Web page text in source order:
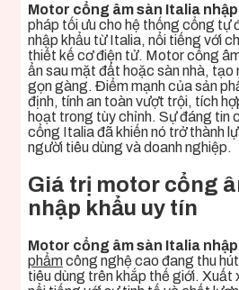
Motor cổng âm sàn Italia
pháp tối ưu cho hệ thống cổng tự
nhập khẩu từ Italia, nổi tiếng với
thiết kế cơ điện tử. Motor cổng
ẩn sau mặt đất hoặc sàn nhà,
gọn gàng. Điểm mạnh của sản
định, tính an toàn vượt trội, tích
hoạt trong tùy chỉnh. Sự đáng tin
cổng Italia đã khiến nó trở thành
người tiêu dùng và doanh nghiệp.
Giá trị motor cổng
nhập khẩu uy tín
Motor cổng âm sàn Italia
phẩmcông nghệ cao đang thu
tiêu dùng trên khắp thế giới.